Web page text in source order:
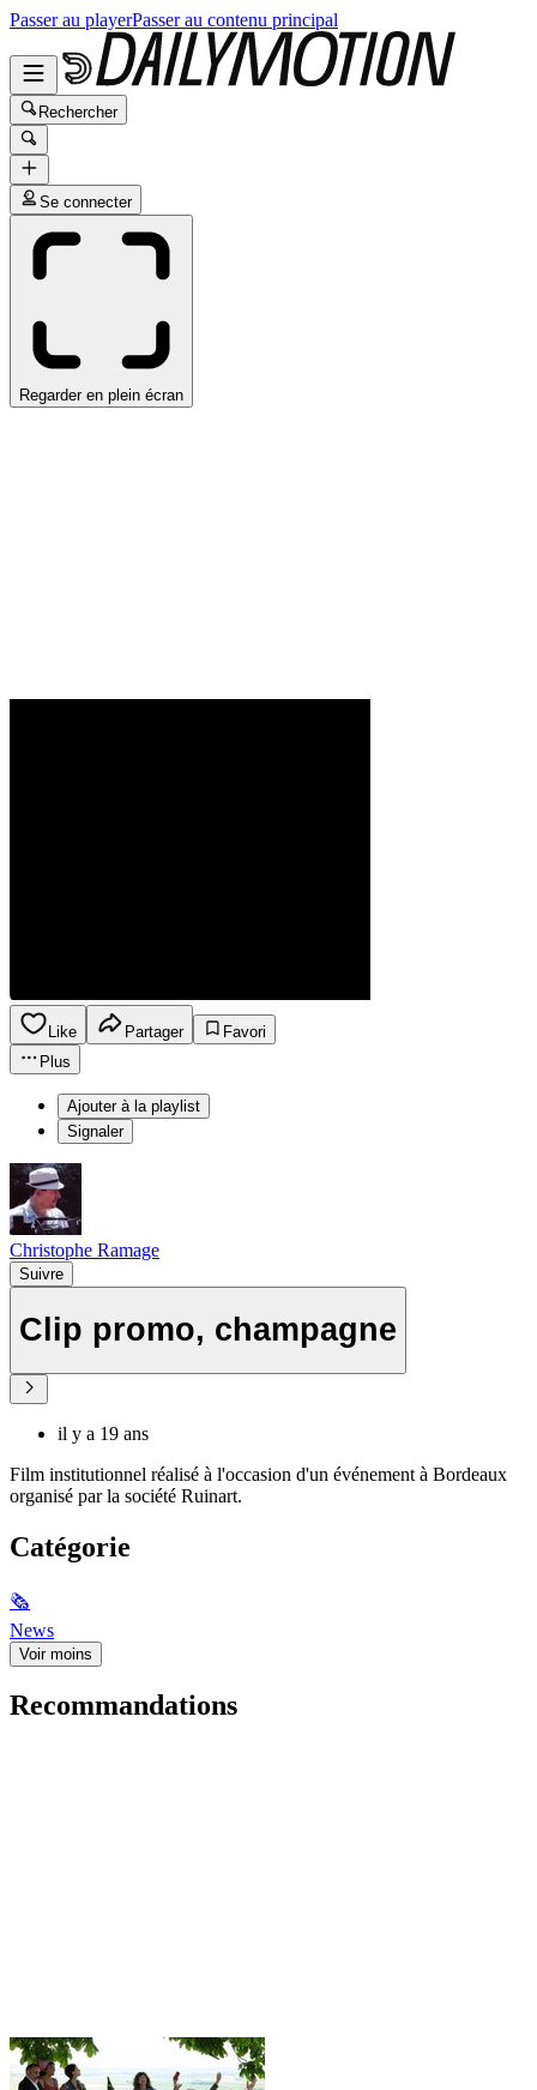
Passer au playerPasser au contenu principal
Rechercher
Se connecter
Regarder en plein écran
Like Partager
Favori
Plus
Ajouter à la playlist
Signaler
Christophe Ramage
Suivre
Clip promo, champagne
il y a 19 ans
Film institutionnel réalisé à l'occasion d'un événement à Bordeaux
organisé par la société Ruinart.
Catégorie
🗞
News
Voir moins
Recommandations